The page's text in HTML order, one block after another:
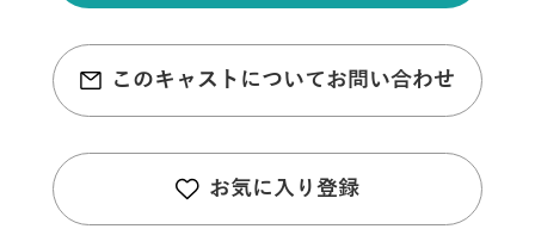
このキャストについてお問い合わせ
お気に入り登録